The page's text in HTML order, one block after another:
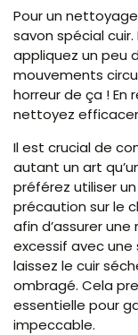
Pour un
savon spécial
appliquez un peu
mouvements
horreur de ça !
nettoyez
Il est crucial de
autant un art
préférez utiliser
précaution sur le
afin d’assurer
excessif avec
laissez le cuir
ombragé. Cela
essentielle pour
impeccable.